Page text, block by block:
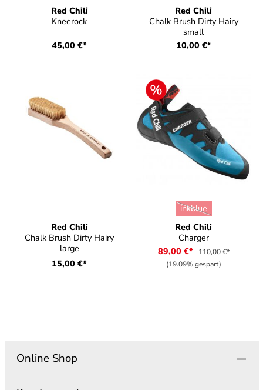
Red Chili
Kneerock
45,00 €*
Red Chili
Chalk Brush Dirty Hairy
small
10,00 €*
Red Chili
Chalk Brush Dirty Hairy
large
15,00 €*
Red Chili
Charger
auswählen
inkblue
(Diese Option ist
89,00 €* 110,00 €*
(19.09% gespart)
Online Shop